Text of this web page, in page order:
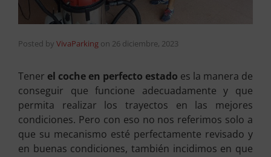
Posted by VivaParking on 26 diciembre, 2023
Tener el coche en perfecto estado es la manera de
conseguir que funcione adecuadamente y que
permita realizar los trayectos en las mejores
condiciones. Pero con eso no nos referimos solo a
que su mecanismo esté perfectamente revisado y
en buenas condiciones, también incidimos en que